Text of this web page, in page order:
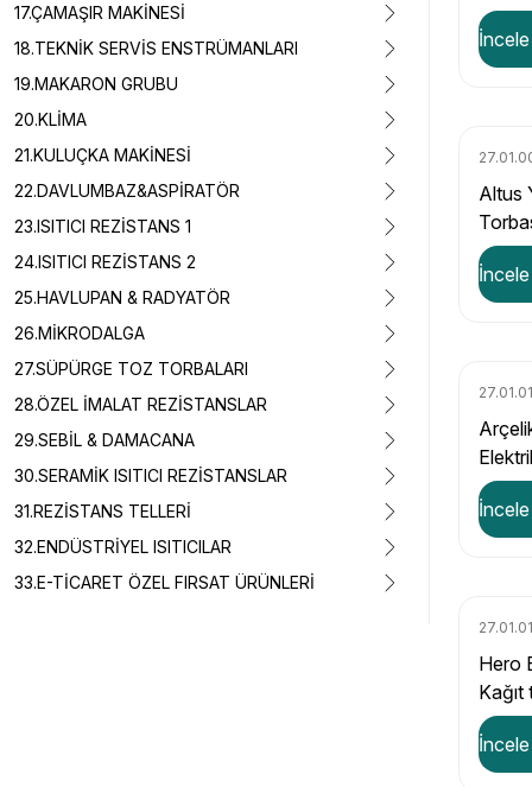
17.ÇAMAŞIR MAKİNESİ
18.TEKNİK SERVİS ENSTRÜMANLARI
19.MAKARON GRUBU
20.KLİMA
21.KULUÇKA MAKİNESİ
22.DAVLUMBAZ&ASPİRATÖR
23.ISITICI REZİSTANS 1
24.ISITICI REZİSTANS 2
25.HAVLUPAN & RADYATÖR
26.MİKRODALGA
27.SÜPÜRGE TOZ TORBALARI
28.ÖZEL İMALAT REZİSTANSLAR
29.SEBİL & DAMACANA
30.SERAMİK ISITICI REZİSTANSLAR
31.REZİSTANS TELLERİ
32.ENDÜSTRİYEL ISITICILAR
33.E-TİCARET ÖZEL FIRSAT ÜRÜNLERİ
Torba
İncele
Altus
İncele
Torba
İncele
Hero
İncele